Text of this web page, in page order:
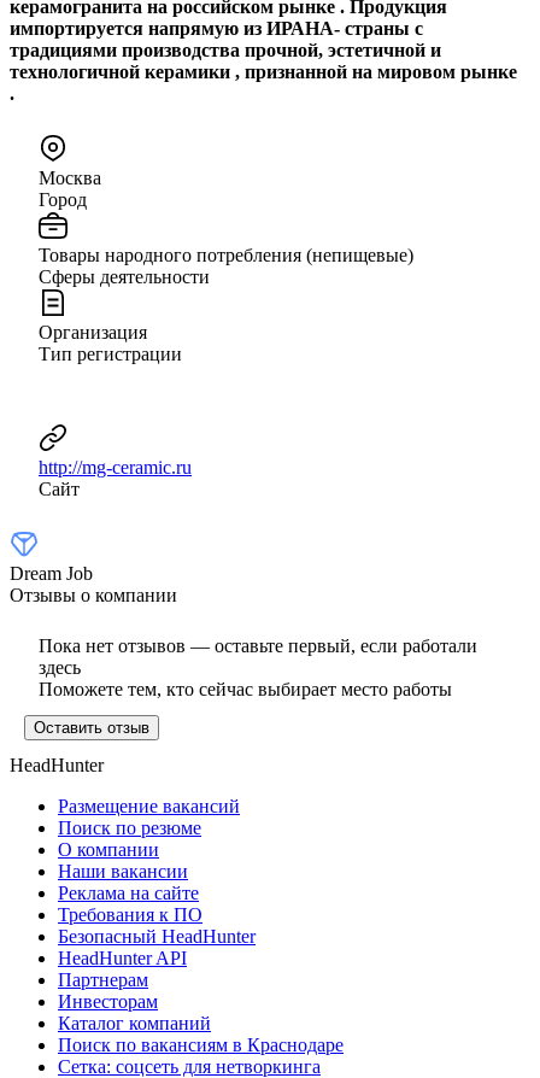
керамогранита на российском рынке . Продукция
импортируется напрямую из ИРАНА- страны с
традициями производства прочной, эстетичной и
технологичной керамики , признанной на мировом рынке
.
Москва
Город
Товары народного потребления (непищевые)
Сферы деятельности
Организация
Тип регистрации
http://mg-ceramic.ru
Сайт
Dream Job
Отзывы о компании
Пока нет отзывов — оставьте первый, если работали
здесь
Поможете тем, кто сейчас выбирает место работы
Оставить отзыв
HeadHunter
Размещение вакансий
Поиск по резюме
О компании
Наши вакансии
Реклама на сайте
Требования к ПО
Безопасный HeadHunter
HeadHunter API
Партнерам
Инвесторам
Каталог компаний
Поиск по вакансиям в Краснодаре
Сетка: соцсеть для нетворкинга